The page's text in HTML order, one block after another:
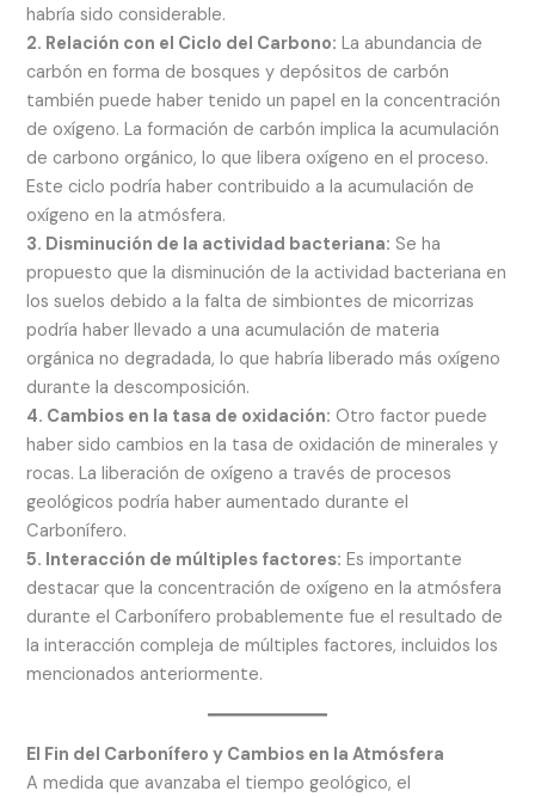
habría sido considerable.
2. Relación con el Ciclo del Carbono: La abundancia de
carbón en forma de bosques y depósitos de carbón
también puede haber tenido un papel en la concentración
de oxígeno. La formación de carbón implica la acumulación
de carbono orgánico, lo que libera oxígeno en el proceso.
Este ciclo podría haber contribuido a la acumulación de
oxígeno en la atmósfera.
3. Disminución de la actividad bacteriana: Se ha
propuesto que la disminución de la actividad bacteriana en
los suelos debido a la falta de simbiontes de micorrizas
podría haber llevado a una acumulación de materia
orgánica no degradada, lo que habría liberado más oxígeno
durante la descomposición.
4. Cambios en la tasa de oxidación: Otro factor puede
haber sido cambios en la tasa de oxidación de minerales y
rocas. La liberación de oxígeno a través de procesos
geológicos podría haber aumentado durante el
Carbonífero.
5. Interacción de múltiples factores: Es importante
destacar que la concentración de oxígeno en la atmósfera
durante el Carbonífero probablemente fue el resultado de
la interacción compleja de múltiples factores, incluidos los
mencionados anteriormente.
El Fin del Carbonífero y Cambios en la Atmósfera
A medida que avanzaba el tiempo geológico, el